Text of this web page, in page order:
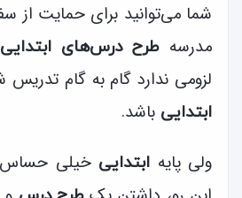
شما می‌توانید برای حمایت از
مدرسهطرح درس‌های ابتدایی
لزومی ندارد گام به گام
ابتدایی باشد.
ولی پایه ابتدایی خیلی حساس